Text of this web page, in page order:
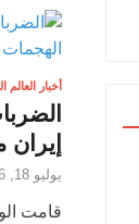
أخبار العالم
يوليو 18, 2026
قامت